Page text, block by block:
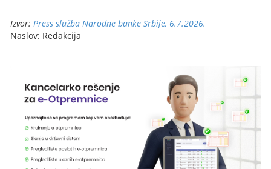
Izvor: Press služba Narodne banke Srbije, 6.7.2026.
Naslov: Redakcija